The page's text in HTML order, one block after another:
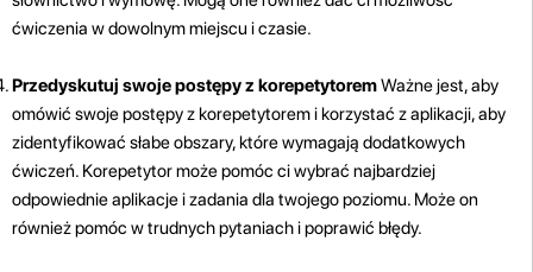
ćwiczenia w dowolnym miejscu i czasie.
Przedyskutuj swoje postępy z korepetytoremWażne jest, aby
omówić swoje postępy z korepetytorem i korzystać z aplikacji, aby
zidentyfikować słabe obszary, które wymagają dodatkowych
ćwiczeń. Korepetytor może pomóc ci wybrać najbardziej
odpowiednie aplikacje i zadania dla twojego poziomu. Może on
również pomóc w trudnych pytaniach i poprawić błędy.